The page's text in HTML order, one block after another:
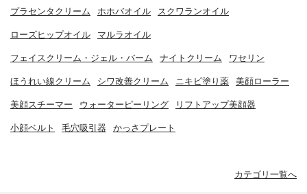
プラセンタクリーム ホホバオイル スクワランオイル
ローズヒップオイル マルラオイル
フェイスクリーム・ジェル・バーム ナイトクリーム ワセリン
ほうれい線クリーム シワ改善クリーム ニキビ塗り薬 美顔ローラー
美顔スチーマー ウォーターピーリング リフトアップ美顔器
小顔ベルト 毛穴吸引器 かっさプレート
カテゴリ一覧へ